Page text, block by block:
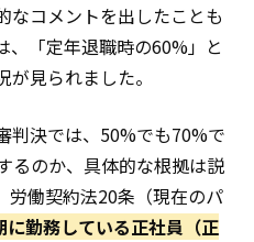
なコメントを出したことも
、「定年退職時の60%」と
見られました。
判決では、50%でも70%で
るのか、具体的な根拠は説
労働契約法20条（現在のパ
に勤務している正社員（正